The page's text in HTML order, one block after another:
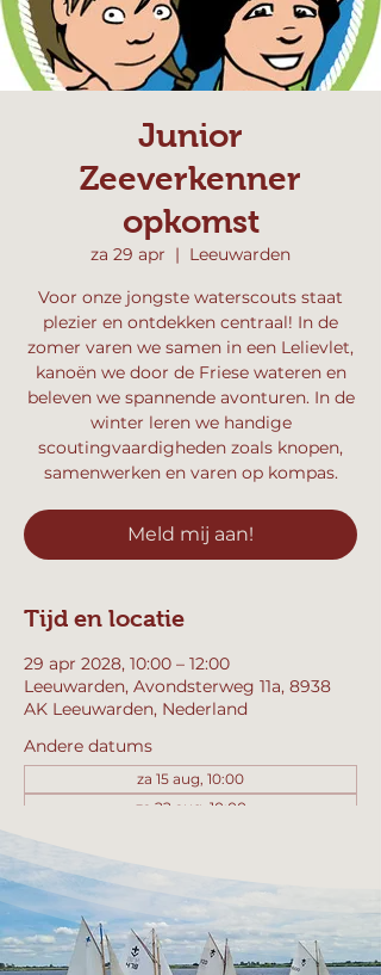
Junior
Zeeverkenner
opkomst
za 29 apr
  |
Leeuwarden
Voor onze jongste waterscouts staat
plezier en ontdekken centraal! In de
zomer varen we samen in een Lelievlet,
kanoën we door de Friese wateren en
beleven we spannende avonturen. In de
winter leren we handige
scoutingvaardigheden zoals knopen,
samenwerken en varen op kompas.
Meld mij aan!
Tijd en locatie
29 apr 2028, 10:00 – 12:00
Leeuwarden, Avondsterweg 11a, 8938
AK Leeuwarden, Nederland
Andere datums
za 15 aug, 10:00
za 22 aug, 10:00
Bekijk alle 357 datums
Meld mij aan!